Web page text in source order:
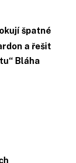
špatné
a řešit
Bláha